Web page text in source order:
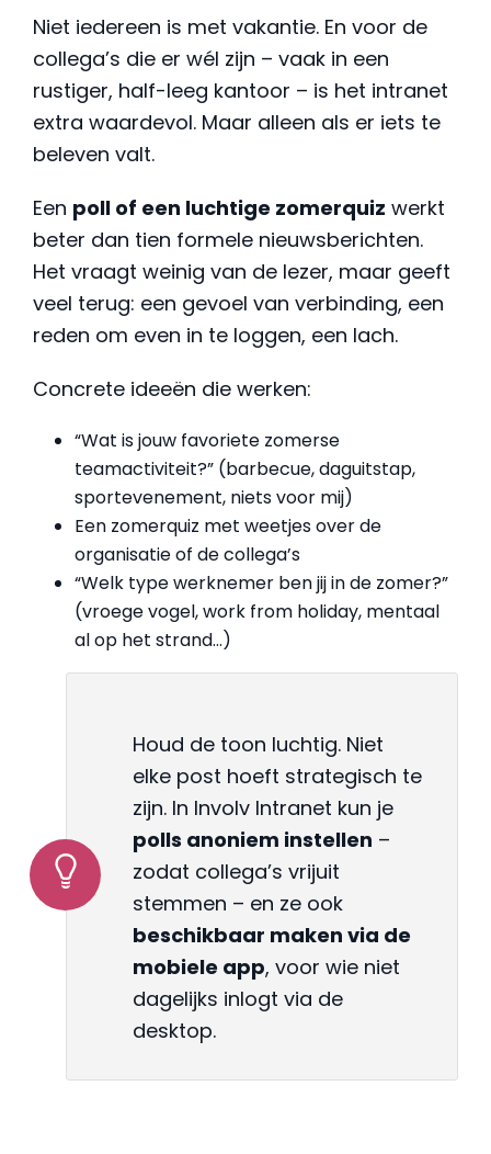
Niet iedereen is met vakantie. En voor de
collega’s die er wél zijn – vaak in een
rustiger, half-leeg kantoor – is het intranet
extra waardevol. Maar alleen als er iets te
beleven valt.
Een poll of een luchtige zomerquiz werkt
beter dan tien formele nieuwsberichten.
Het vraagt weinig van de lezer, maar geeft
veel terug: een gevoel van verbinding, een
reden om even in te loggen, een lach.
Concrete ideeën die werken:
“Wat is jouw favoriete zomerse
teamactiviteit?” (barbecue, daguitstap,
sportevenement, niets voor mij)
Een zomerquiz met weetjes over de
organisatie of de collega’s
“Welk type werknemer ben jij in de zomer?”
(vroege vogel, work from holiday, mentaal
al op het strand…)
Houd de toon luchtig. Niet
elke post hoeft strategisch te
zijn. In Involv Intranet kun je
polls anoniem instellen –
zodat collega’s vrijuit
stemmen – en ze ook
beschikbaar maken via de
mobiele app, voor wie niet
dagelijks inlogt via de
desktop.